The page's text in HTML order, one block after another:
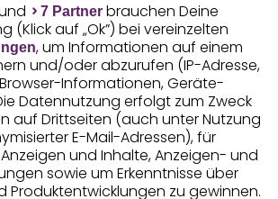
7 Partner brauchen Deine
(Klick auf „Ok”) bei vereinzelten
, um Informationen auf einem
und/oder abzurufen (IP-Adresse,
Informationen, Geräte-
Datennutzung erfolgt zum Zweck
auf Drittseiten (auch unter Nutzung
E-Mail-Adressen), für
und Inhalte, Anzeigen- und
sowie um Erkenntnisse über
Produktentwicklungen zu gewinnen.